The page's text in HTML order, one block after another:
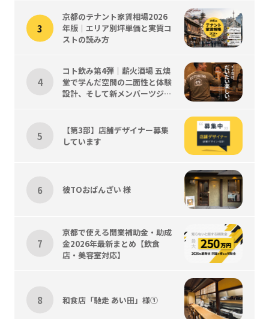
京都のテナント家賃相場2026
年版｜エリア別坪単価と実質コ
ストの読み方
コト飲み第4弾｜薪火酒場 五燠
堂で学んだ空間の二面性と体験
設計、そして新メンバーツジく
【第3部】店舗デザイナー募集
しています
彼TOおばんざい 様
京都で使える開業補助金・助成
金2026年最新まとめ【飲食
店・美容室対応】
和食店「馳走 あい田」様①